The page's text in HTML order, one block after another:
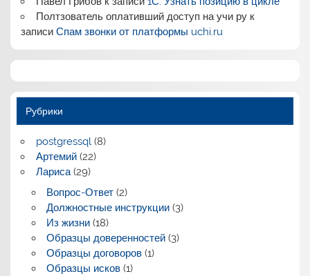
Полтзователь оплативший доступ на учи рук
записиСпам звонки от платформы uchi.ru
Рубрики
postgressql(8)
Артемий(22)
Лариса(29)
Вопрос-Ответ(2)
Должностные инструкции(3)
Из жизни(18)
Образцы доверенностей(3)
Образцы договоров(1)
Образцы исков(1)